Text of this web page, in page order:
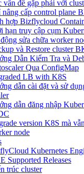
vấn đề gặp phải với
nâng cấp control plane
hợp Bizflycloud
hạn truy cập cụm
sửa chữa worker
và Restore cluster
Dẫn Kiểm Tra và
Qua ConfigMap
LB with K8S
dẫn cài đặt và sử
dẫn đăng nhập
version K8S mà
node
Kubernetes
Supported Releases
trúc cluster